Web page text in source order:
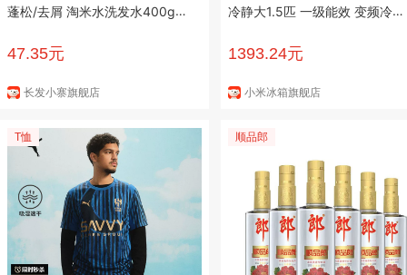
蓬松/去屑 淘米水洗发水400g
惠】控油滋养洗发水400g*2
47.35元
长发小寨旗舰店
冷静大1.5匹 一级能效 变频冷暖
35GW-PG15/A1A1 大1.5匹 速
1393.24元
小米冰箱旗舰店
T恤 顺品郎